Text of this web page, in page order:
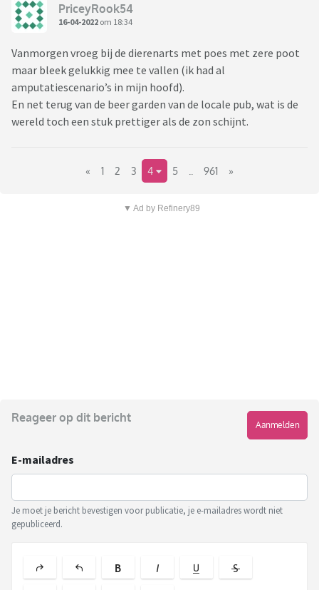
PriceyRook54
16-04-2022 om 18:34
Vanmorgen vroeg bij de dierenarts met poes met zere poot
maar bleek gelukkig mee te vallen (ik had al
amputatiescenario’s in mijn hoofd).
En net terug van de beer garden van de locale pub, wat is de
wereld toch een stuk prettiger als de zon schijnt.
« 1 2 3 4 5 961 »
▼ Ad by Refinery89
Reageer op dit bericht
Aanmelden
E-mailadres
Je moet je bericht bevestigen voor publicatie, je e-mailadres wordt niet
gepubliceerd.